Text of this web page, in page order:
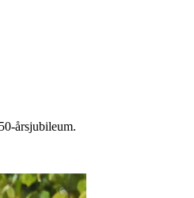
årsjubileum.